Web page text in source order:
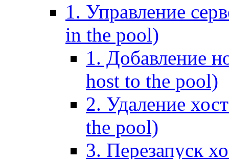
1. Управление
in the pool)
1. Добавление
host to the pool)
2. Удаление
the pool)
3. Перезапуск